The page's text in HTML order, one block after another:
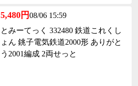
5,480円08/06 15:59
とみーてっく 332480 鉄道これくし
ょん 銚子電気鉄道2000形 ありがと
う2001編成 2両せっと